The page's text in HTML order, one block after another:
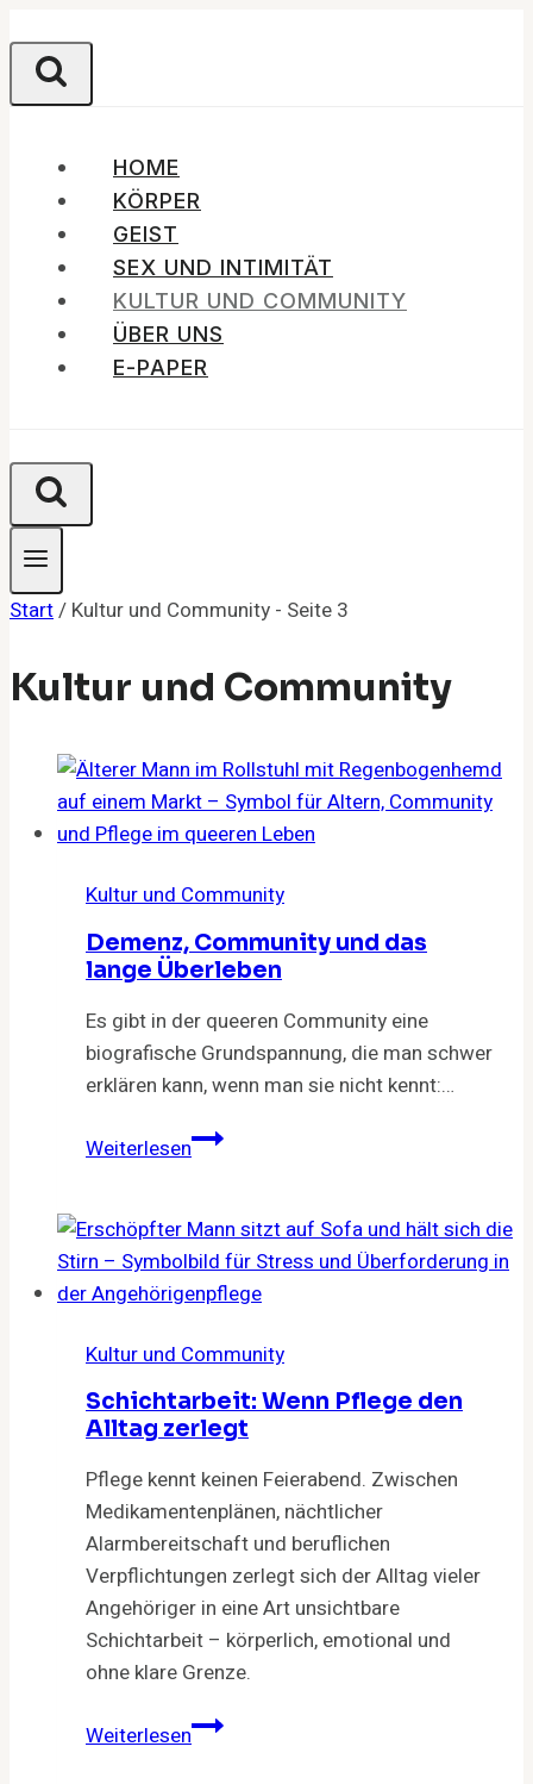
Inhalt
springen
HOME
KÖRPER
GEIST
SEX UND INTIMITÄT
KULTUR UND COMMUNITY
ÜBER UNS
E-PAPER
Start/ Kultur und Community - Seite 3
Kultur und Community
Kultur und Community
Demenz, Community und das
lange Überleben
Es gibt in der queeren Community eine
biografische Grundspannung, die man schwer
erklären kann, wenn man sie nicht kennt:…
WeiterlesenDemenz,
das
lange
Überleben
Kultur und Community
Schichtarbeit: Wenn Pflege den
Alltag zerlegt
Pflege kennt keinen Feierabend. Zwischen
Medikamentenplänen, nächtlicher
Alarmbereitschaft und beruflichen
Verpflichtungen zerlegt sich der Alltag vieler
Angehöriger in eine Art unsichtbare
Schichtarbeit – körperlich, emotional und
ohne klare Grenze.
WeiterlesenSchichtarbeit: